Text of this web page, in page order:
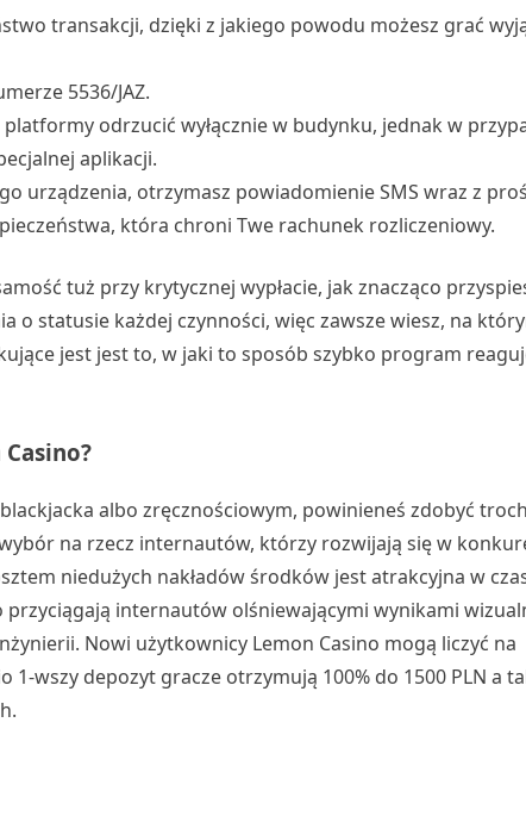
transakcji, dzięki z jakiego powodu możesz grać
5536/JAZ.
odrzucić wyłącznie w budynku, jednak w
aplikacji.
urządzenia, otrzymasz powiadomienie SMS wraz z
która chroni Twe rachunek rozliczeniowy.
tuż przy krytycznej wypłacie, jak znacząco
statusie każdej czynności, więc zawsze wiesz, na
jest jest to, w jaki to sposób szybko program
albo zręcznościowym, powinieneś zdobyć
na rzecz internautów, którzy rozwijają się w
niedużych nakładów środków jest atrakcyjna w
internautów olśniewającymi wynikami
Nowi użytkownicy Lemon Casino mogą liczyć na
wszy depozyt gracze otrzymują 100% do 1500 PLN a